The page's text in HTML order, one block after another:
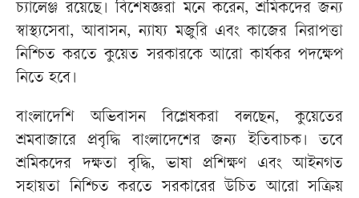
চ্যালেঞ্জ রয়েছে। বিশেষজ্ঞরা মনে করেন, শ্রমিকদের জন্য
স্বাস্থ্যসেবা, আবাসন, ন্যায্য মজুরি এবং কাজের নিরাপত্তা
নিশ্চিত করতে কুয়েত সরকারকে আরো কার্যকর পদক্ষেপ
নিতে হবে।
বাংলাদেশি অভিবাসন বিশ্লেষকরা বলছেন, কুয়েতের
শ্রমবাজারে প্রবৃদ্ধি বাংলাদেশের জন্য ইতিবাচক। তবে
শ্রমিকদের দক্ষতা বৃদ্ধি, ভাষা প্রশিক্ষণ এবং আইনগত
সহায়তা নিশ্চিত করতে সরকারের উচিত আরো সক্রিয়